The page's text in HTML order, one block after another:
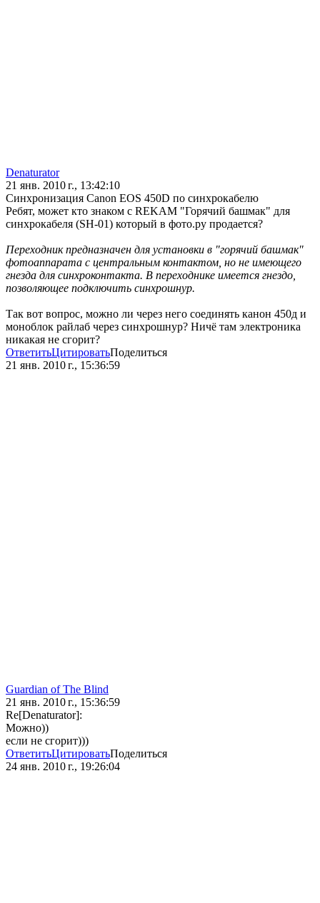
Denaturator
21 янв. 2010 г., 13:42:10
Синхронизация Canon EOS 450D по синхрокабелю
Ребят, может кто знаком с REKAM "Горячий башмак" для
синхрокабеля (SH-01) который в фото.ру продается?
Переходник предназначен для установки в "горячий башмак"
фотоаппарата с центральным контактом, но не имеющего
гнезда для синхроконтакта. В переходнике имеется гнездо,
позволяющее подключить синхрошнур.
Так вот вопрос, можно ли через него соединять канон 450д и
моноблок райлаб через синхрошнур? Ничё там электроника
никакая не сгорит?
ОтветитьЦитироватьПоделиться
21 янв. 2010 г., 15:36:59
Guardian of The Blind
21 янв. 2010 г., 15:36:59
Re[Denaturator]:
Можно))
если не сгорит)))
ОтветитьЦитироватьПоделиться
24 янв. 2010 г., 19:26:04